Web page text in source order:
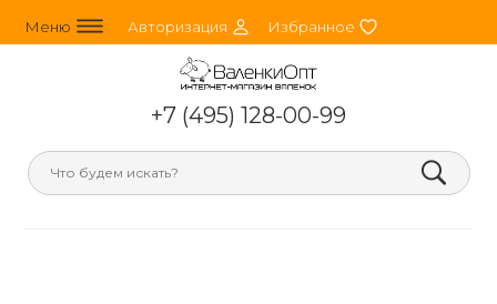
Меню line_horizontal_3 Авторизация person_round Избранное heart
+7 (495) 128-00-99
search